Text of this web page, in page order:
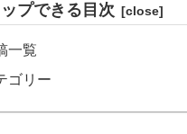
プできる目次
一覧
ゴリー